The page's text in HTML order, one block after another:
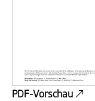
PDF-Vorschau